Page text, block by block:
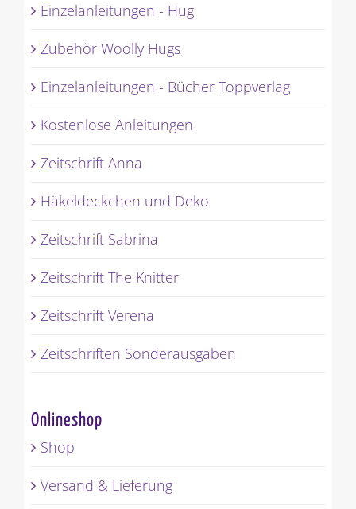
Einzelanleitungen - Hug
Zubehör Woolly Hugs
Einzelanleitungen - Bücher Toppverlag
Kostenlose Anleitungen
Zeitschrift Anna
Häkeldeckchen und Deko
Zeitschrift Sabrina
Zeitschrift The Knitter
Zeitschrift Verena
Zeitschriften Sonderausgaben
Onlineshop
Shop
Versand & Lieferung